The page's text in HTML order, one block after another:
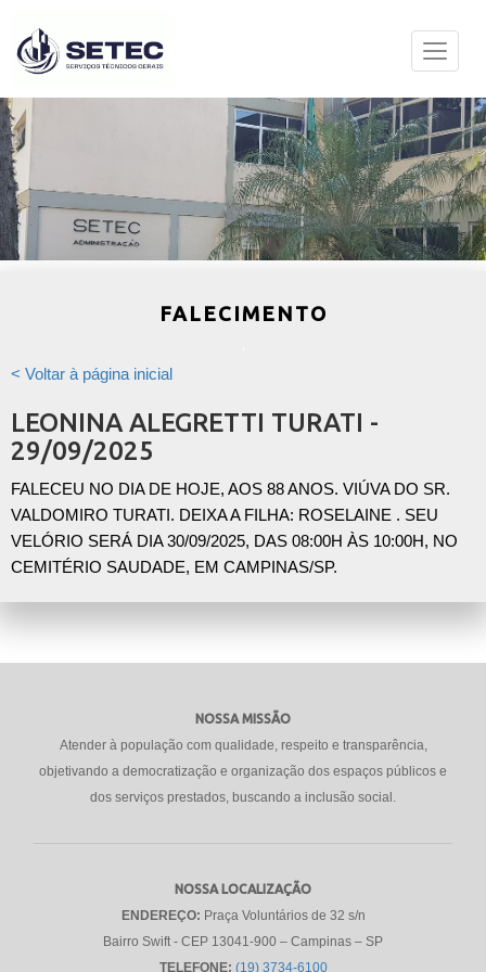
FALECIMENTO
< Voltar à página inicial
LEONINA ALEGRETTI TURATI -
29/09/2025
FALECEU NO DIA DE HOJE, AOS 88 ANOS. VIÚVA DO SR.
VALDOMIRO TURATI. DEIXA A FILHA: ROSELAINE . SEU
VELÓRIO SERÁ DIA 30/09/2025, DAS 08:00H ÀS 10:00H, NO
CEMITÉRIO SAUDADE, EM CAMPINAS/SP.
NOSSA MISSÃO
Atender à população com qualidade, respeito e transparência,
objetivando a democratização e organização dos espaços públicos e
dos serviços prestados, buscando a inclusão social.
NOSSA LOCALIZAÇÃO
ENDEREÇO: Praça Voluntários de 32 s/n
Bairro Swift - CEP 13041-900 – Campinas – SP
TELEFONE: (19) 3734-6100